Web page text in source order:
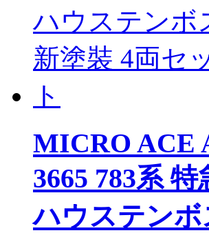
MICRO ACE
3665 783系 特
ハウステンボ